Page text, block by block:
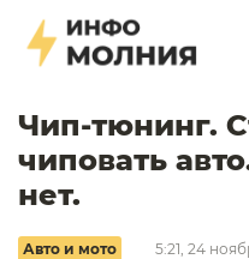
Чип-тюнинг.
чиповать
нет.
Авто и мото 5:21, 24